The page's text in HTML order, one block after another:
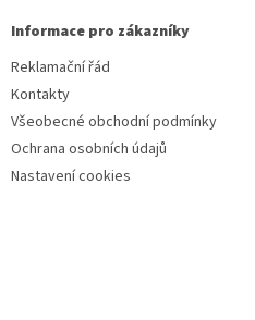
Informace pro zákazníky
Reklamační řád
Kontakty
Všeobecné obchodní podmínky
Ochrana osobních údajů
Nastavení cookies